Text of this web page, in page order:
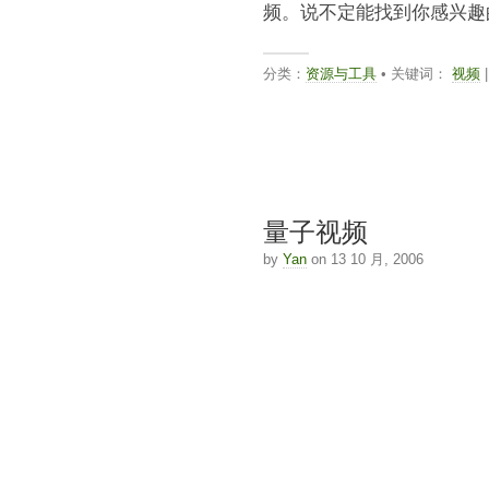
频。说不定能找到你感兴趣
分类： 资源与工具• 关键词： 视频||
量子视频
by Yanon 13 10 月, 2006